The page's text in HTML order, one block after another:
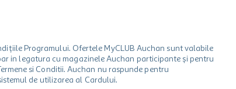
Programului. Ofertele MyCLUB Auchan sunt valabile
in legatura cu magazinele Auchan participante și pentru
si Conditii. Auchan nu raspunde pentru
de utilizarea al Cardului.